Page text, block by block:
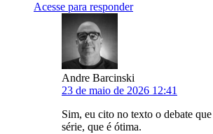
Acesse para responder
Andre Barcinski
23 de maio de 2026 12:41
Sim, eu cito no texto o debate
série, que é ótima.